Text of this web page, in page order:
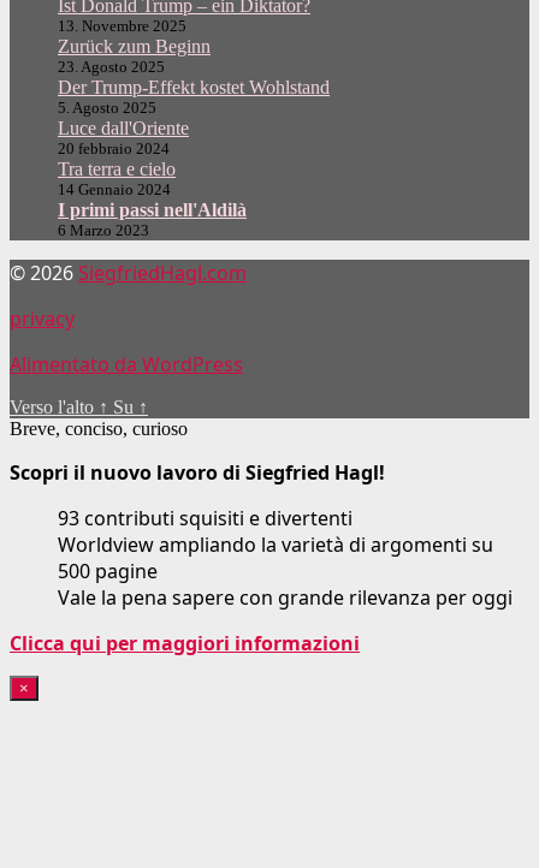
Ist Donald Trump – ein Diktator?
13. Novembre 2025
Zurück zum Beginn
23. Agosto 2025
Der Trump-Effekt kostet Wohlstand
5. Agosto 2025
Luce dall'Oriente
20 febbraio 2024
Tra terra e cielo
14 Gennaio 2024
I primi passi nell'Aldilà
6 Marzo 2023
© 2026 SiegfriedHagl.com
privacy
Alimentato da WordPress
Verso l'alto ↑ Su ↑
Breve, conciso, curioso
Scopri il nuovo lavoro di Siegfried Hagl!
93 contributi squisiti e divertenti
Worldview ampliando la varietà di argomenti su
500 pagine
Vale la pena sapere con grande rilevanza per oggi
Clicca qui per maggiori informazioni
×